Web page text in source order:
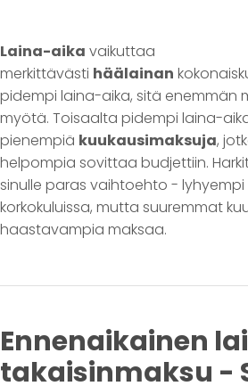
Laina-aika vaikuttaa
merkittävästi häälainan
pidempi laina-aika, sitä enemmän
myötä. Toisaalta pidempi laina-
pienempiä kuukausimaksuja,
helpompia sovittaa budjettiin.
sinulle paras vaihtoehto -
korkokuluissa, mutta suuremmat
haastavampia maksaa.
Ennenaikainen
takaisinmaksu -